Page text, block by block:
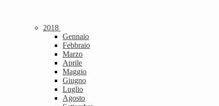
2018
Gennaio
Febbraio
Marzo
Aprile
Maggio
Giugno
Luglio
Agosto